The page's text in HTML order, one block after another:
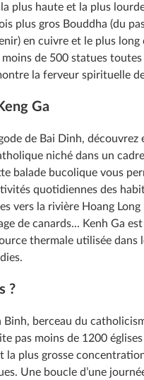
plus haute et la plus
plus gros Bouddha (du
en cuivre et le plus
moins de 500 statues
la ferveur spirituelle
Ga
de Bai Dinh, découvrez
niché dans un
balade bucolique vous
quotidiennes des
vers la rivière Hoang Long
de canards... Kenh Ga
thermale utilisée dans
?
Binh, berceau du
pas moins de 1200
la plus grosse
Une boucle d’une